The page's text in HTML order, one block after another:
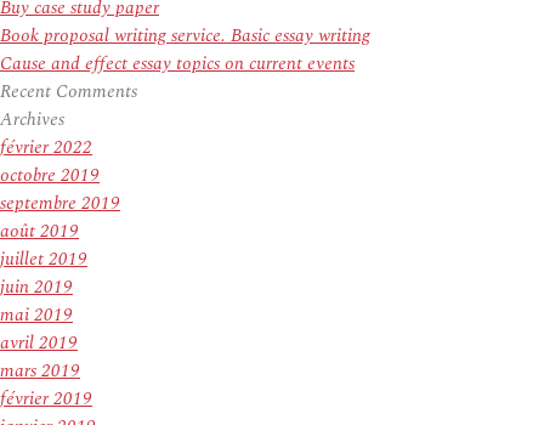
Buy case study paper
Book proposal writing service. Basic essay writing
Cause and effect essay topics on current events
Recent Comments
Archives
février 2022
octobre 2019
septembre 2019
août 2019
juillet 2019
juin 2019
mai 2019
avril 2019
mars 2019
février 2019